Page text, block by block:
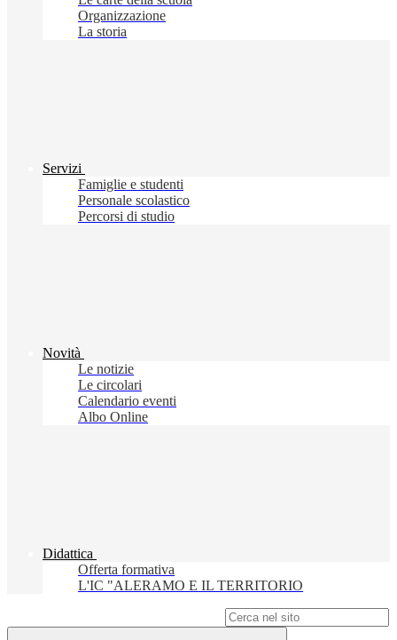
Organizzazione
La storia
Servizi
Famiglie e studenti
Personale scolastico
Percorsi di studio
Novità
Le notizie
Le circolari
Calendario eventi
Albo Online
Didattica
Offerta formativa
L'IC "ALERAMO E IL TERRITORIO